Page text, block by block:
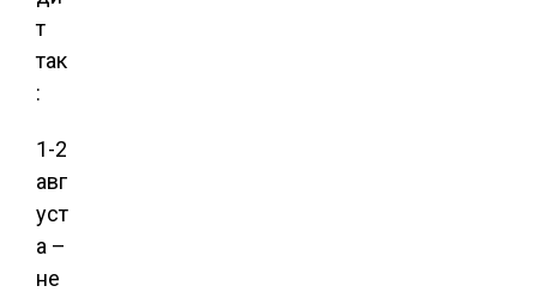
т
так
:
1-2
авг
уст
а –
не